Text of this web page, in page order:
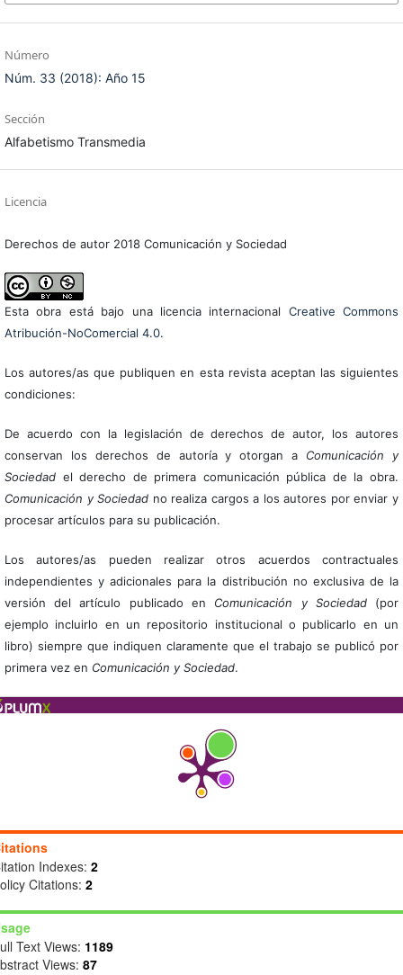
Número
Núm. 33 (2018): Año 15
Sección
Alfabetismo Transmedia
Licencia
Derechos de autor 2018 Comunicación y Sociedad
Esta obra está bajo una licencia internacional Creative Commons
Atribución-NoComercial 4.0.
Los autores/as que publiquen en esta revista aceptan las siguientes
condiciones:
De acuerdo con la legislación de derechos de autor, los autores
conservan los derechos de autoría y otorgan a Comunicación y
Sociedadel derecho de primera comunicación pública de la obra.
Comunicación y Sociedad no realiza cargos a los autores por enviar y
procesar artículos para su publicación.
Los autores/as pueden realizar otros acuerdos contractuales
independientes y adicionales para la distribución no exclusiva de la
versión del artículo publicado en Comunicación y Sociedad(por
ejemplo incluirlo en un repositorio institucional o publicarlo en un
libro) siempre que indiquen claramente que el trabajo se publicó por
primera vez en Comunicación y Sociedad.
Indexes: 2
Citations: 2
Text Views: 1189
Views: 87